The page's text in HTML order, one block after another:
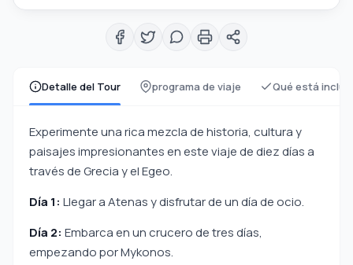
Detalle del Tour programa de viaje Qué está
Experimente una rica mezcla de historia, cultura y
paisajes impresionantes en este viaje de diez días a
través de Grecia y el Egeo.
Día 1: Llegar a Atenas y disfrutar de un día de ocio.
Día 2: Embarca en un crucero de tres días,
empezando por Mykonos.